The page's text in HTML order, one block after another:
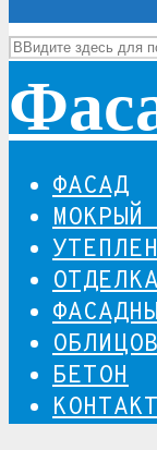
ФАСАД
МОКРЫЙ
БЕТОН